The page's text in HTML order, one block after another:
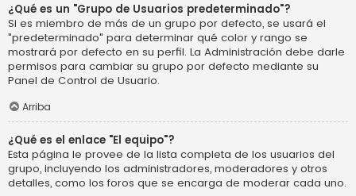
¿Qué es un "Grupo de Usuarios predeterminado"?
Si es miembro de más de un grupo por defecto, se usará el
"predeterminado" para determinar qué color y rango se
mostrará por defecto en su perfil. La Administración debe darle
permisos para cambiar su grupo por defecto mediante su
Panel de Control de Usuario.
Arriba
¿Qué es el enlace "El equipo"?
Esta página le provee de la lista completa de los usuarios del
grupo, incluyendo los administradores, moderadores y otros
detalles, como los foros que se encarga de moderar cada uno.